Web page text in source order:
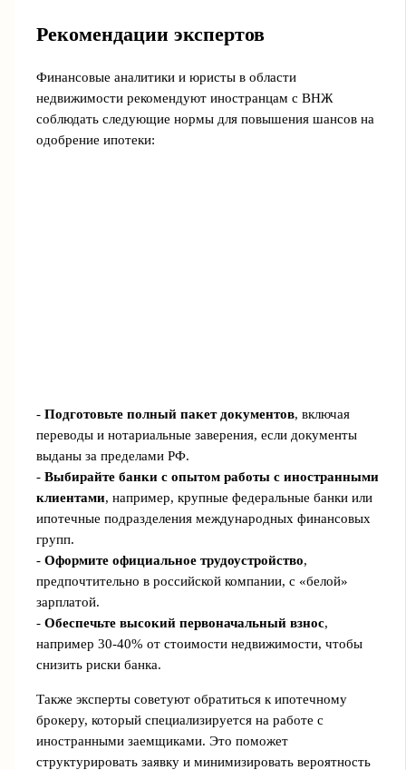
Рекомендации экспертов
Финансовые аналитики и юристы в области
недвижимости рекомендуют иностранцам с ВНЖ
соблюдать следующие нормы для повышения шансов на
одобрение ипотеки:
- Подготовьте полный пакет документов, включая
переводы и нотариальные заверения, если документы
выданы за пределами РФ.
- Выбирайте банки с опытом работы с иностранными
клиентами, например, крупные федеральные банки или
ипотечные подразделения международных финансовых
групп.
- Оформите официальное трудоустройство,
предпочтительно в российской компании, с «белой»
зарплатой.
- Обеспечьте высокий первоначальный взнос,
например 30-40% от стоимости недвижимости, чтобы
снизить риски банка.
Также эксперты советуют обратиться к ипотечному
брокеру, который специализируется на работе с
иностранными заемщиками. Это поможет
структурировать заявку и минимизировать вероятность